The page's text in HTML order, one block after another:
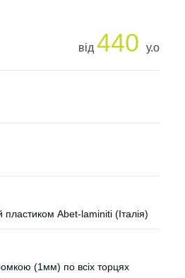
від 440 у.о
Abet-laminiti (Італія)
(1мм) по всіх торцях